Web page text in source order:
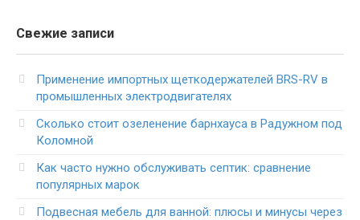
Свежие записи
Применение импортных щеткодержателей BRS-RV в
промышленных электродвигателях
Сколько стоит озеленение барнхауса в Радужном под
Коломной
Как часто нужно обслуживать септик: сравнение
популярных марок
Подвесная мебель для ванной: плюсы и минусы через